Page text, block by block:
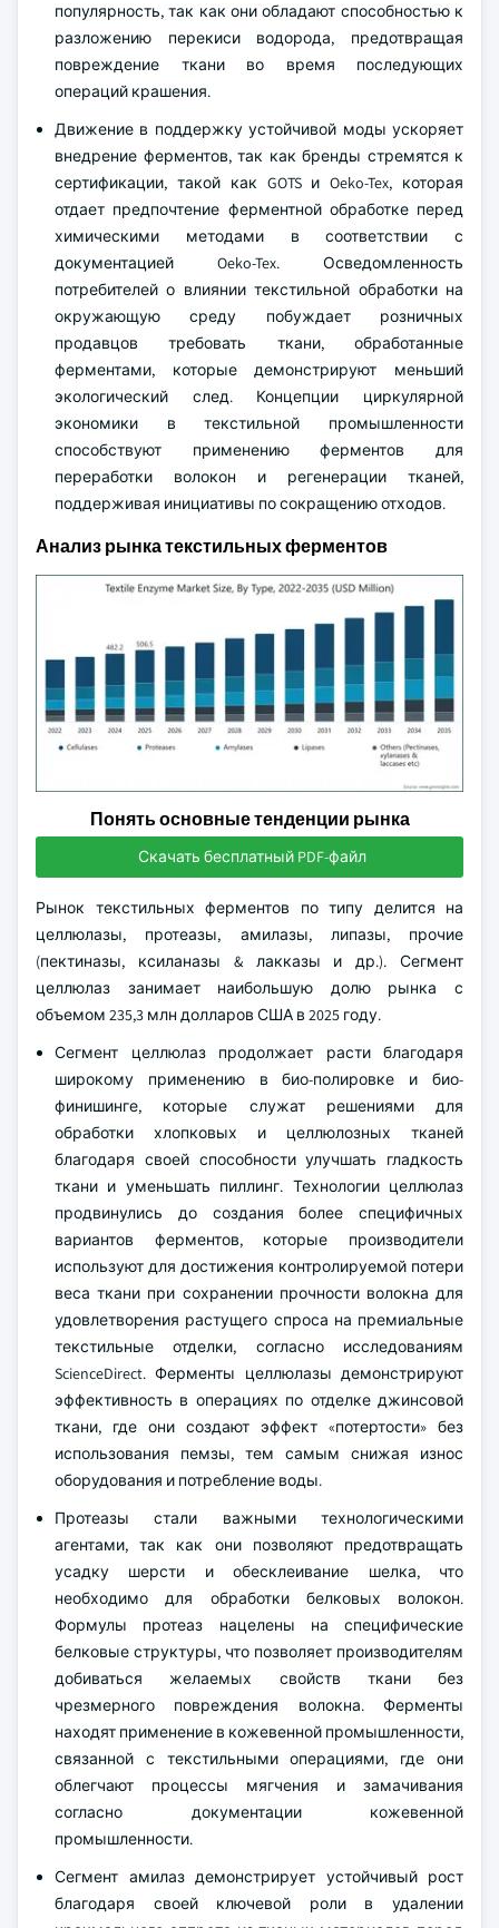
популярность, так как они обладают способностью к
разложению перекиси водорода, предотвращая
повреждение ткани во время последующих
операций крашения.
Движение в поддержку устойчивой моды ускоряет
внедрение ферментов, так как бренды стремятся к
сертификации, такой как GOTS и Oeko-Tex, которая
отдает предпочтение ферментной обработке перед
химическими методами в соответствии с
документацией Oeko-Tex. Осведомленность
потребителей о влиянии текстильной обработки на
окружающую среду побуждает розничных
продавцов требовать ткани, обработанные
ферментами, которые демонстрируют меньший
экологический след. Концепции циркулярной
экономики в текстильной промышленности
способствуют применению ферментов для
переработки волокон и регенерации тканей,
поддерживая инициативы по сокращению отходов.
Анализ рынка текстильных ферментов
Понять основные тенденции рынка
Скачать бесплатный PDF-файл
Рынок текстильных ферментов по типу делится на
целлюлазы, протеазы, амилазы, липазы, прочие
(пектиназы, ксиланазы & лакказы и др.). Сегмент
целлюлаз занимает наибольшую долю рынка с
объемом 235,3 млн долларов США в 2025 году.
Сегмент целлюлаз продолжает расти благодаря
широкому применению в био-полировке и био-
финишинге, которые служат решениями для
обработки хлопковых и целлюлозных тканей
благодаря своей способности улучшать гладкость
ткани и уменьшать пиллинг. Технологии целлюлаз
продвинулись до создания более специфичных
вариантов ферментов, которые производители
используют для достижения контролируемой потери
веса ткани при сохранении прочности волокна для
удовлетворения растущего спроса на премиальные
текстильные отделки, согласно исследованиям
ScienceDirect. Ферменты целлюлазы демонстрируют
эффективность в операциях по отделке джинсовой
ткани, где они создают эффект «потертости» без
использования пемзы, тем самым снижая износ
оборудования и потребление воды.
Протеазы стали важными технологическими
агентами, так как они позволяют предотвращать
усадку шерсти и обесклеивание шелка, что
необходимо для обработки белковых волокон.
Формулы протеаз нацелены на специфические
белковые структуры, что позволяет производителям
добиваться желаемых свойств ткани без
чрезмерного повреждения волокна. Ферменты
находят применение в кожевенной промышленности,
связанной с текстильными операциями, где они
облегчают процессы мягчения и замачивания
согласно документации кожевенной
промышленности.
Сегмент амилаз демонстрирует устойчивый рост
благодаря своей ключевой роли в удалении